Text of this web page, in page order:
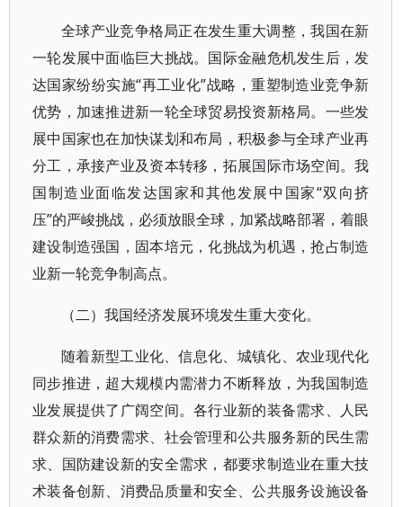
全球产业竞争格局正在发生重大调整，我国在新
一轮发展中面临巨大挑战。国际金融危机发生后，发
达国家纷纷实施“再工业化”战略，重塑制造业竞争新
优势，加速推进新一轮全球贸易投资新格局。一些发
展中国家也在加快谋划和布局，积极参与全球产业再
分工，承接产业及资本转移，拓展国际市场空间。我
国制造业面临发达国家和其他发展中国家“双向挤
压”的严峻挑战，必须放眼全球，加紧战略部署，着眼
建设制造强国，固本培元，化挑战为机遇，抢占制造
业新一轮竞争制高点。
（二）我国经济发展环境发生重大变化。
随着新型工业化、信息化、城镇化、农业现代化
同步推进，超大规模内需潜力不断释放，为我国制造
业发展提供了广阔空间。各行业新的装备需求、人民
群众新的消费需求、社会管理和公共服务新的民生需
求、国防建设新的安全需求，都要求制造业在重大技
术装备创新、消费品质量和安全、公共服务设施设备